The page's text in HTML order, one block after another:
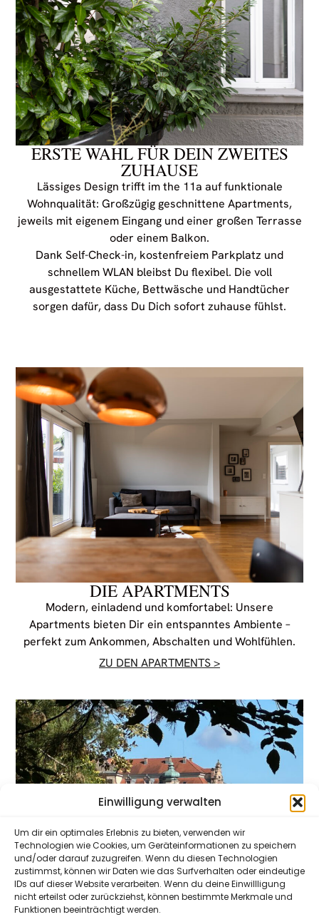
Einwilligung verwalten
Um dir ein optimales Erlebnis zu bieten, verwenden wir
Technologien wie Cookies, um Geräteinformationen zu speichern
und/oder darauf zuzugreifen. Wenn du diesen Technologien
zustimmst, können wir Daten wie das Surfverhalten oder eindeutige
IDs auf dieser Website verarbeiten. Wenn du deine Einwillligung
nicht erteilst oder zurückziehst, können bestimmte Merkmale und
Funktionen beeinträchtigt werden.
ERSTE WAHL FÜR DEIN ZWEITES
ZUHAUSE
Lässiges Design trifft im the 11a auf funktionale
Wohnqualität: Großzügig geschnittene Apartments,
jeweils mit eigenem Eingang und einer großen Terrasse
oder einem Balkon.
Dank Self-Check-in, kostenfreiem Parkplatz und
schnellem WLAN bleibst Du flexibel. Die voll
ausgestattete Küche, Bettwäsche und Handtücher
sorgen dafür, dass Du Dich sofort zuhause fühlst.
DIE APARTMENTS
Modern, einladend und komfortabel: Unsere
Apartments bieten Dir ein entspanntes Ambiente –
perfekt zum Ankommen, Abschalten und Wohlfühlen.
ZU DEN APARTMENTS >